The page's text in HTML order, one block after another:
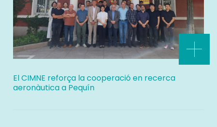
El CIMNE reforça la cooperació en recerca
aeronàutica a Pequín